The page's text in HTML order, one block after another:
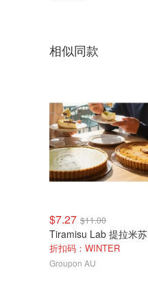
相似同款
$7.27 $11.00
Tiramisu Lab 提拉米苏
折扣码：WINTER
Groupon AU